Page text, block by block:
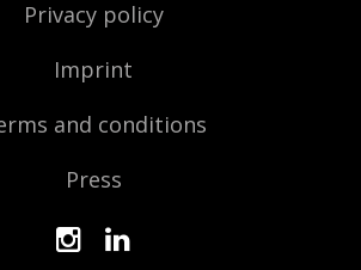
Privacy policy
Imprint
and conditions
Press